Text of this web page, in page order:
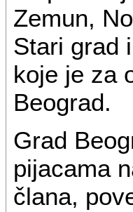
Zemun,
Stari grad
koje je za
Beograd.
Grad
pijacama
člana,